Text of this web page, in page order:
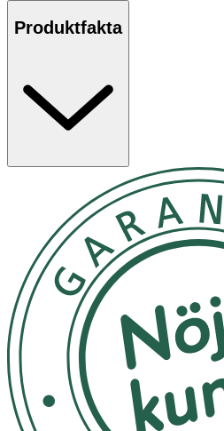
Produktfakta